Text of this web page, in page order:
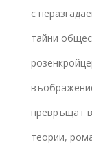
с
тайни
превръщат
теории,